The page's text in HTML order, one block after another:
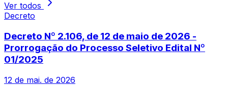
Ver todos
Decreto
Decreto Nº 2.106, de 12 de maio de 2026 -
Prorrogação do Processo Seletivo Edital Nº
01/2025
12 de mai. de 2026